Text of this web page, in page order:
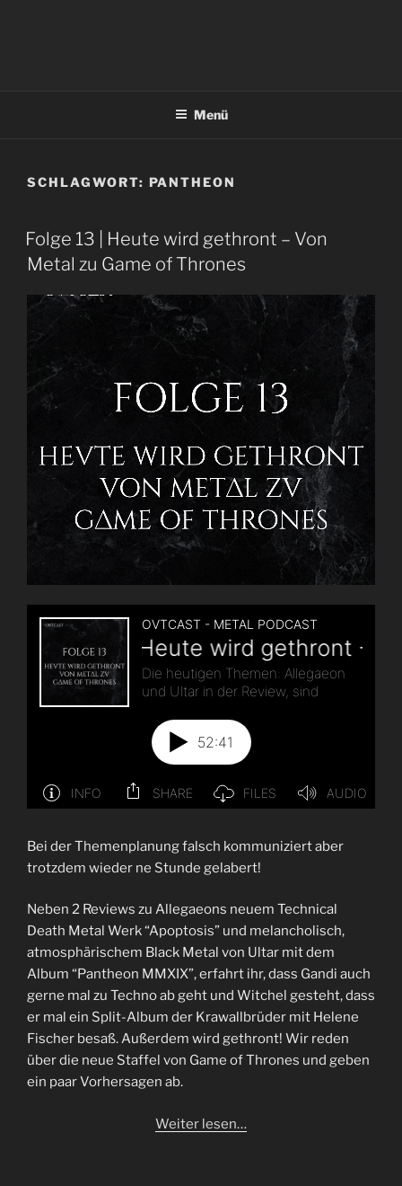
Menü
SCHLAGWORT: PANTHEON
Folge 13 | Heute wird gethront – Von
Metal zu Game of Thrones
Bei der Themenplanung falsch kommuniziert aber
trotzdem wieder ne Stunde gelabert!
Neben 2 Reviews zu Allegaeons neuem Technical
Death Metal Werk “Apoptosis” und melancholisch,
atmosphärischem Black Metal von Ultar mit dem
Album “Pantheon MMXIX”, erfahrt ihr, dass Gandi auch
gerne mal zu Techno ab geht und Witchel gesteht, dass
er mal ein Split-Album der Krawallbrüder mit Helene
Fischer besaß. Außerdem wird gethront! Wir reden
über die neue Staffel von Game of Thrones und geben
ein paar Vorhersagen ab.
Weiter lesen…